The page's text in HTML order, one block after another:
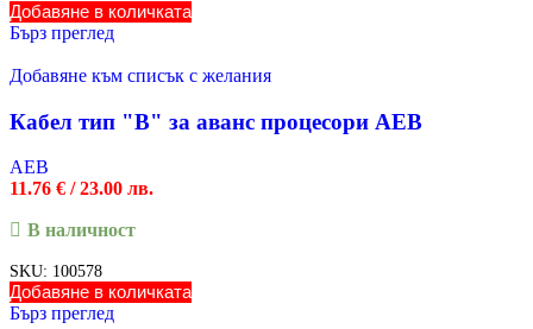
Добавяне в количката
Бърз преглед
Добавяне към списък с желания
Кабел тип "B" за аванс процесори AEB
AEB
11.76 € / 23.00 лв.
В наличност
SKU: 100578
Добавяне в количката
Бърз преглед